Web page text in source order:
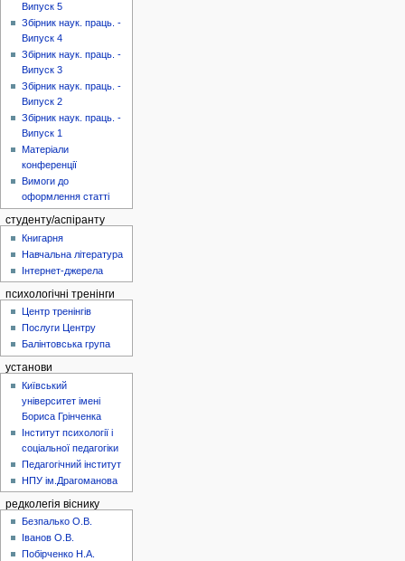
Випуск 5
Збірник наук. праць. -
Випуск 4
Збірник наук. праць. -
Випуск 3
Збірник наук. праць. -
Випуск 2
Збірник наук. праць. -
Випуск 1
Матеріали
конференції
Вимоги до
оформлення статті
студенту/аспіранту
Книгарня
Навчальна література
Інтернет-джерела
психологічні тренінги
Центр тренінгів
Послуги Центру
Балінтовська група
установи
Київський
університет імені
Бориса Грінченка
Інститут психології і
соціальної педагогіки
Педагогічний інститут
НПУ ім.Драгоманова
редколегія віснику
Безпалько О.В.
Іванов О.В.
Побірченко Н.А.